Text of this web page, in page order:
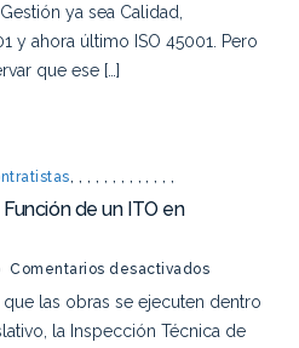
ya sea Calidad,
y ahora último ISO 45001. Pero
que ese […]
de un ITO en
Comentarios desactivados
las obras se ejecuten dentro
la Inspección Técnica de